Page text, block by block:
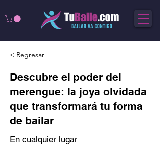
< Regresar
Descubre el poder del
merengue: la joya olvidada
que transformará tu forma
de bailar
En cualquier lugar